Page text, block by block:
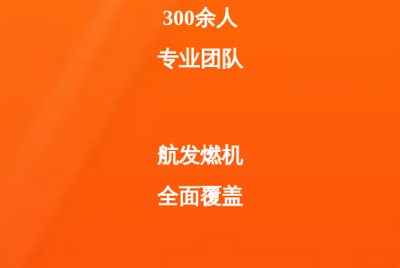
300余人
专业团队
航发燃机
全面覆盖